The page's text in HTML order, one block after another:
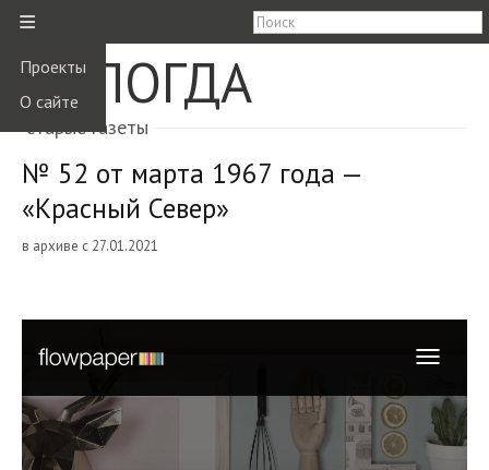
≡
Проекты
О сайте
ВОЛОГДА
старые газеты
№ 52 от марта 1967 года —
«Красный Север»
в архиве с 27.01.2021